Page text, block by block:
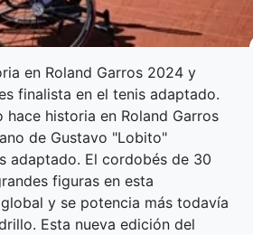
en Roland Garros 2024 y
finalista en el tenis adaptado.
historia en Roland Garros
de Gustavo "Lobito"
adaptado. El cordobés de 30
figuras en esta
y se potencia más todavía
Esta nueva edición del